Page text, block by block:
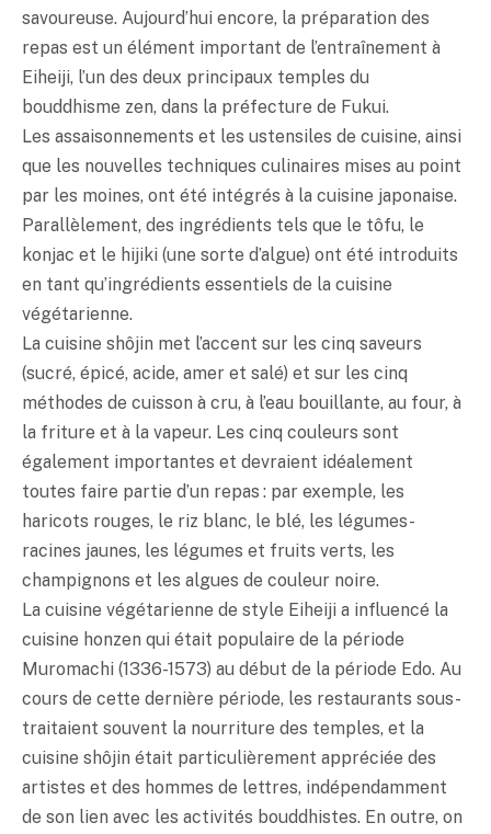
savoureuse. Aujourd’hui encore, la préparation des
repas est un élément important de l’entraînement à
Eiheiji, l’un des deux principaux temples du
bouddhisme zen, dans la préfecture de Fukui.
Les assaisonnements et les ustensiles de cuisine, ainsi
que les nouvelles techniques culinaires mises au point
par les moines, ont été intégrés à la cuisine japonaise.
Parallèlement, des ingrédients tels que le tôfu, le
konjac et le hijiki (une sorte d’algue) ont été introduits
en tant qu’ingrédients essentiels de la cuisine
végétarienne.
La cuisine shôjin met l’accent sur les cinq saveurs
(sucré, épicé, acide, amer et salé) et sur les cinq
méthodes de cuisson à cru, à l’eau bouillante, au four, à
la friture et à la vapeur. Les cinq couleurs sont
également importantes et devraient idéalement
toutes faire partie d’un repas : par exemple, les
haricots rouges, le riz blanc, le blé, les légumes-
racines jaunes, les légumes et fruits verts, les
champignons et les algues de couleur noire.
La cuisine végétarienne de style Eiheiji a influencé la
cuisine honzen qui était populaire de la période
Muromachi (1336-1573) au début de la période Edo. Au
cours de cette dernière période, les restaurants sous-
traitaient souvent la nourriture des temples, et la
cuisine shôjin était particulièrement appréciée des
artistes et des hommes de lettres, indépendamment
de son lien avec les activités bouddhistes. En outre, on